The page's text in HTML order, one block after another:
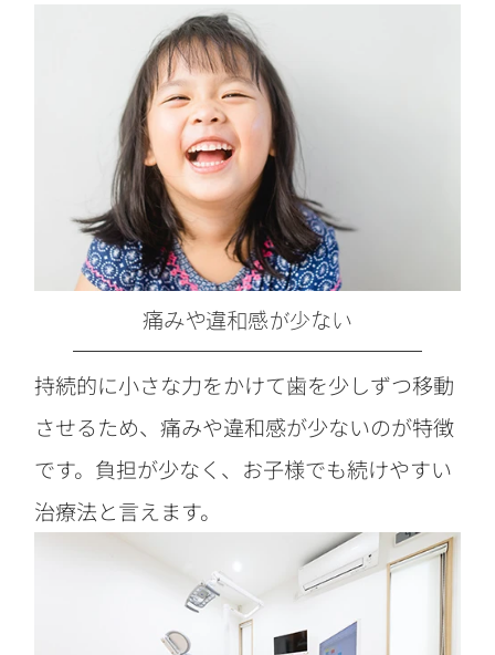
痛みや違和感が少ない
持続的に小さな力をかけて歯を少しずつ移動
させるため、痛みや違和感が少ないのが特徴
です。負担が少なく、お子様でも続けやすい
治療法と言えます。